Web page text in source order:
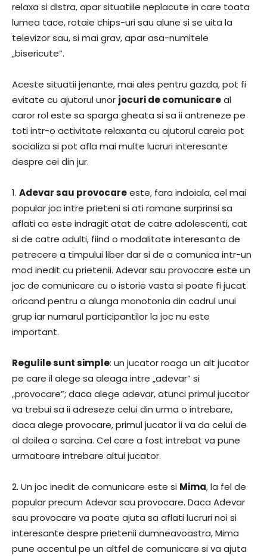
relaxa si distra, apar situatiile neplacute in care toata
lumea tace, rotaie chips-uri sau alune si se uita la
televizor sau, si mai grav, apar asa-numitele
„bisericute”.
Aceste situatii jenante, mai ales pentru gazda, pot fi
evitate cu ajutorul unor jocuri de comunicareal
caror rol este sa sparga gheata si sa ii antreneze pe
toti intr-o activitate relaxanta cu ajutorul careia pot
socializa si pot afla mai multe lucruri interesante
despre cei din jur.
1. Adevar sau provocareeste, fara indoiala, cel mai
popular joc intre prieteni si ati ramane surprinsi sa
aflati ca este indragit atat de catre adolescenti, cat
si de catre adulti, fiind o modalitate interesanta de
petrecere a timpului liber dar si de a comunica intr-un
mod inedit cu prietenii. Adevar sau provocare este un
joc de comunicare cu o istorie vasta si poate fi jucat
oricand pentru a alunga monotonia din cadrul unui
grup iar numarul participantilor la joc nu este
important.
Regulile sunt simple: un jucator roaga un alt jucator
pe care il alege sa aleaga intre „adevar” si
„provocare”; daca alege adevar, atunci primul jucator
va trebui sa ii adreseze celui din urma o intrebare,
daca alege provocare, primul jucator ii va da celui de
al doilea o sarcina. Cel care a fost intrebat va pune
urmatoare intrebare altui jucator.
2. Un joc inedit de comunicare este si Mima, la fel de
popular precum Adevar sau provocare. Daca Adevar
sau provocare va poate ajuta sa aflati lucruri noi si
interesante despre prietenii dumneavoastra, Mima
pune accentul pe un altfel de comunicare si va ajuta